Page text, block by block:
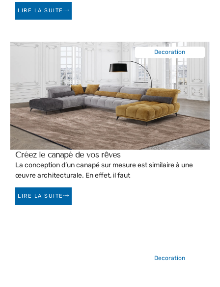
LIRE LA SUITE
Créez le canapé de vos rêves
La conception d’un canapé sur mesure est similaire à une
œuvre architecturale. En effet, il faut
LIRE LA SUITE
Decoration
Decoration